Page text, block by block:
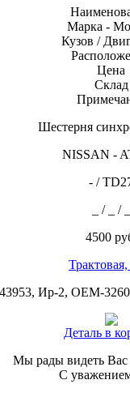
Марка -
Кузов /
Цена
Склад
Шестерня
NISSAN -
- /
_ / _ / _
4500
Ир-2, ОЕМ-
Деталь в
Мы рады видеть Вас
С